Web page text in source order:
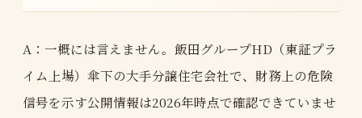
A：一概には言えません。飯田グループHD（東証プラ
イム上場）傘下の大手分譲住宅会社で、財務上の危険
信号を示す公開情報は2026年時点で確認できていませ